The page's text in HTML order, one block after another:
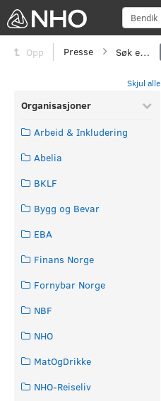
Opp Presse Søk etter
Skjul alle
Organisasjoner
Arbeid & Inkludering
Abelia
BKLF
Bygg og Bevar
EBA
Finans Norge
Fornybar Norge
NBF
NHO
MatOgDrikke
NHO-Reiseliv